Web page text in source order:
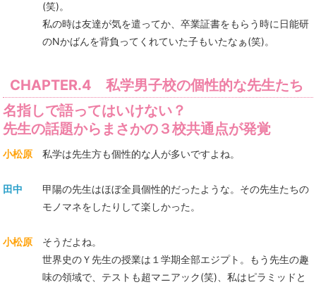
(笑)。
私の時は友達が気を遣ってか、卒業証書をもらう時に日能研
のNかばんを背負ってくれていた子もいたなぁ(笑)。
CHAPTER.4 私学男子校の個性的な先生たち
名指しで語ってはいけない？
先生の話題からまさかの３校共通点が発覚
小松原 私学は先生方も個性的な人が多いですよね。
田中
甲陽の先生はほぼ全員個性的だったような。その先生たちの
モノマネをしたりして楽しかった。
小松原
そうだよね。
世界史のＹ先生の授業は１学期全部エジプト。もう先生の趣
味の領域で、テストも超マニアック(笑)、私はピラミッドと